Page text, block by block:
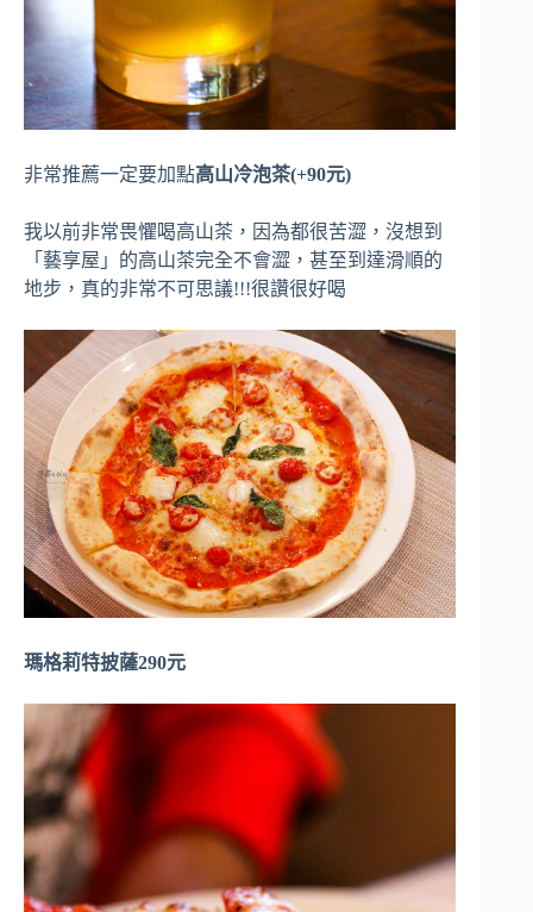
非常推薦一定要加點高山冷泡茶(+90元)
我以前非常畏懼喝高山茶，因為都很苦澀，沒想到
「藝享屋」的高山茶完全不會澀，甚至到達滑順的
地步，真的非常不可思議!!!很讚很好喝
瑪格莉特披薩290元